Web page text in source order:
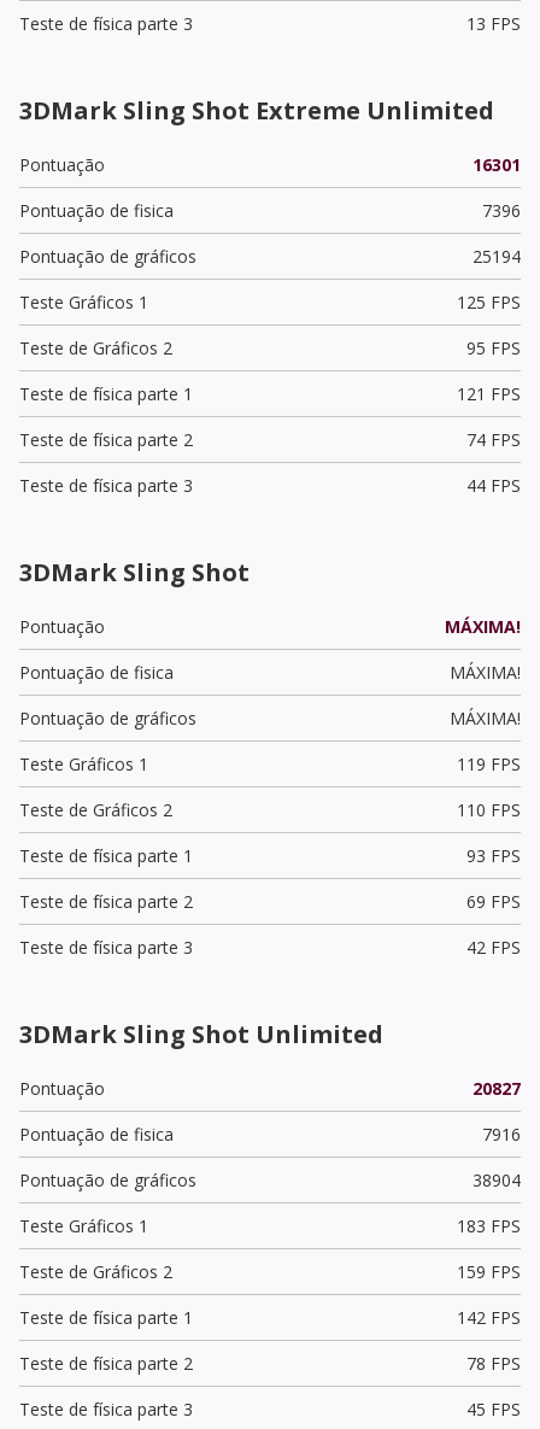
Teste de física parte 3 13 FPS
3DMark Sling Shot Extreme Unlimited
Pontuação
16301
Pontuação de fisica
7396
Pontuação de gráficos
25194
Teste Gráficos 1
125 FPS
Teste de Gráficos 2
95 FPS
Teste de física parte 1
121 FPS
Teste de física parte 2
74 FPS
Teste de física parte 3
44 FPS
3DMark Sling Shot
Pontuação
MÁXIMA!
Pontuação de fisica
MÁXIMA!
Pontuação de gráficos
MÁXIMA!
Teste Gráficos 1
119 FPS
Teste de Gráficos 2
110 FPS
Teste de física parte 1
93 FPS
Teste de física parte 2
69 FPS
Teste de física parte 3
42 FPS
3DMark Sling Shot Unlimited
Pontuação
20827
Pontuação de fisica
7916
Pontuação de gráficos
38904
Teste Gráficos 1
183 FPS
Teste de Gráficos 2
159 FPS
Teste de física parte 1
142 FPS
Teste de física parte 2
78 FPS
Teste de física parte 3
45 FPS